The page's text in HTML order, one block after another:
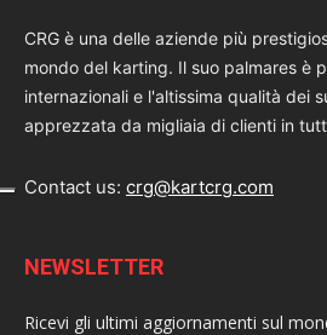
CRG è una delle aziende più
mondo del karting. Il suo palmares è
internazionali e l'altissima qualità dei
apprezzata da migliaia di clienti in
Contact us: crg@kartcrg.com
NEWSLETTER
Ricevi gli ultimi aggiornamenti sul